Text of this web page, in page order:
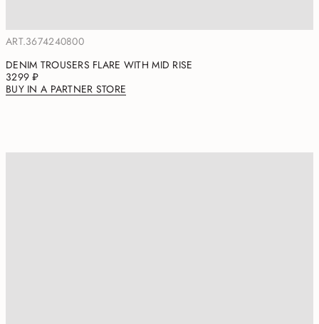
ART.3674240800
DENIM TROUSERS FLARE WITH MID RISE
3299 ₽
BUY IN A PARTNER STORE